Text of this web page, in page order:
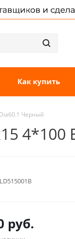
Как купить
Черный
4*100
LD515001B
руб.